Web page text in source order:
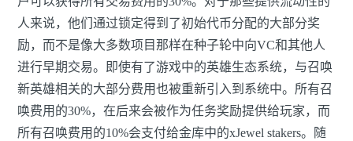
人来说，他们通过锁定得到了初始代币分配的大部分奖
励，而不是像大多数项目那样在种子轮中向VC和其他人
进行早期交易。即使有了游戏中的英雄生态系统，与召唤
新英雄相关的大部分费用也被重新引入到系统中。所有召
唤费用的30%，在后来会被作为任务奖励提供给玩家，而
所有召唤费用的10%会支付给金库中的xJewel stakers。随